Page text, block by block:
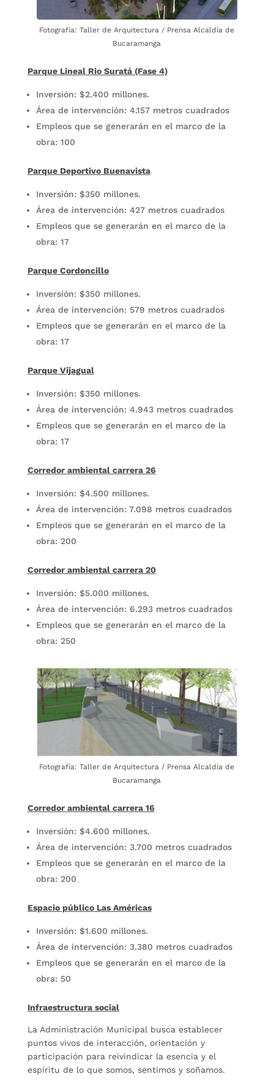
Fotografía: Taller de Arquitectura / Prensa Alcaldía de
Bucaramanga
Parque Lineal Rio Suratá (Fase 4)
Inversión: $2.400 millones.
Área de intervención: 4.157 metros cuadrados
Empleos que se generarán en el marco de la
obra: 100
Parque Deportivo Buenavista
Inversión: $350 millones.
Área de intervención: 427 metros cuadrados
Empleos que se generarán en el marco de la
obra: 17
Parque Cordoncillo
Inversión: $350 millones.
Área de intervención: 579 metros cuadrados
Empleos que se generarán en el marco de la
obra: 17
Parque Vijagual
Inversión: $350 millones.
Área de intervención: 4.943 metros cuadrados
Empleos que se generarán en el marco de la
obra: 17
Corredor ambiental carrera 26
Inversión: $4.500 millones.
Área de intervención: 7.098 metros cuadrados
Empleos que se generarán en el marco de la
obra: 200
Corredor ambiental carrera 20
Inversión: $5.000 millones.
Área de intervención: 6.293 metros cuadrados
Empleos que se generarán en el marco de la
obra: 250
Fotografía: Taller de Arquitectura / Prensa Alcaldía de
Bucaramanga
Corredor ambiental carrera 16
Inversión: $4.600 millones.
Área de intervención: 3.700 metros cuadrados
Empleos que se generarán en el marco de la
obra: 200
Espacio público Las Américas
Inversión: $1.600 millones.
Área de intervención: 3.380 metros cuadrados
Empleos que se generarán en el marco de la
obra: 50
Infraestructura social
La Administración Municipal busca establecer
puntos vivos de interacción, orientación y
participación para reivindicar la esencia y el
espíritu de lo que somos, sentimos y soñamos.